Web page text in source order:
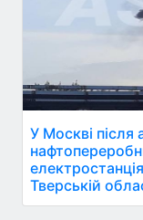
У Москві після
Тверській